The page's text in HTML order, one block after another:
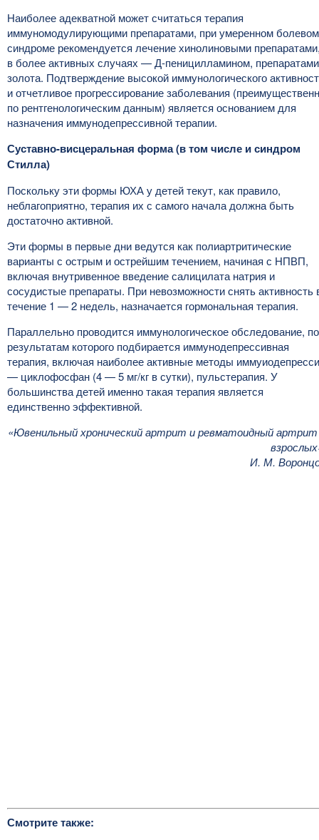
Наиболее адекватной может считаться терапия
иммуномодулирующими препаратами, при умеренном болевом
синдроме рекомендуется лечение хинолиновыми
в более активных случаях — Д-пеницилламином, препаратами
золота. Подтверждение высокой иммунологического
и отчетливое прогрессирование заболевания
по рентгенологическим данным) является основанием для
назначения иммунодепрессивной терапии.
Суставно-висцеральная форма (в том числе и синдром
Стилла)
Поскольку эти формы ЮХА у детей текут, как правило,
неблагоприятно, терапия их с самого начала должна быть
достаточно активной.
Эти формы в первые дни ведутся как полиартритические
варианты с острым и острейшим течением, начиная с НПВП,
включая внутривенное введение салицилата натрия и
сосудистые препараты. При невозможности снять активность
течение 1 — 2 недель, назначается гормональная терапия.
Параллельно проводится иммунологическое обследование, по
результатам которого подбирается иммунодепрессивная
терапия, включая наиболее активные методы
— циклофосфан (4 — 5 мг/кг в сутки), пульстерапия. У
большинства детей именно такая терапия является
единственно эффективной.
«Ювенильный хронический артрит и ревматоидный
И. М.
Смотрите также: